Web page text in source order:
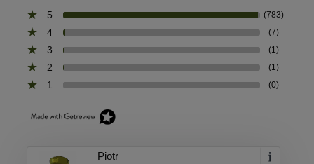
5
(783)
4 (7)
3 (1)
2 (1)
1 (0)
Piotr